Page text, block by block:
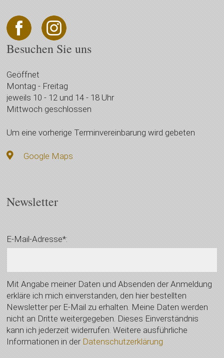
Besuchen Sie uns
Geöffnet
Montag - Freitag
jeweils 10 - 12 und 14 - 18 Uhr
Mittwoch geschlossen
Um eine vorherige Terminvereinbarung wird gebeten
Google Maps
Newsletter
E-Mail-Adresse*:
Mit Angabe meiner Daten und Absenden der Anmeldung
erkläre ich mich einverstanden, den hier bestellten
Newsletter per E-Mail zu erhalten. Meine Daten werden
nicht an Dritte weitergegeben. Dieses Einverständnis
kann ich jederzeit widerrufen. Weitere ausführliche
Informationen in der Datenschutzerklärung